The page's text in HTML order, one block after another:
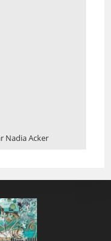
Nadia Acker